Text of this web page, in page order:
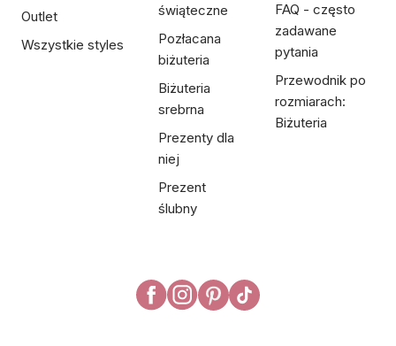
Outlet
Wszystkie styles
świąteczne
Pozłacana
biżuteria
Biżuteria
srebrna
Prezenty dla
niej
Prezent
ślubny
FAQ - często
zadawane
pytania
Przewodnik po
rozmiarach:
Biżuteria